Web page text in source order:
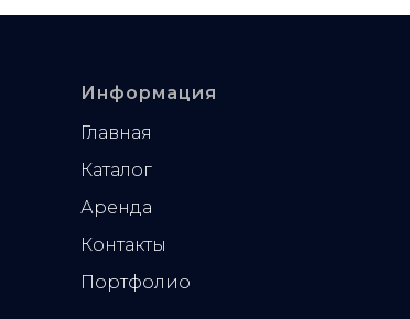
Информация
Главная
Каталог
Аренда
Контакты
Портфолио